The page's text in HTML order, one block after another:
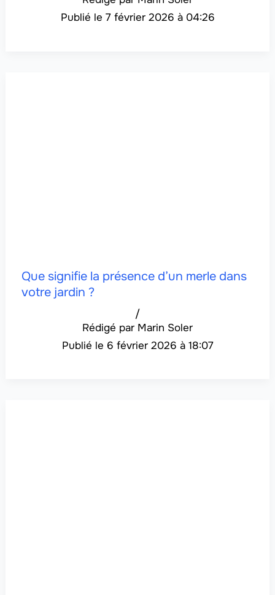
7 février 2026 à 04:26
Que signifie la présence d’un merle dans
votre jardin ?
Marin Soler
/
6 février 2026 à 18:07